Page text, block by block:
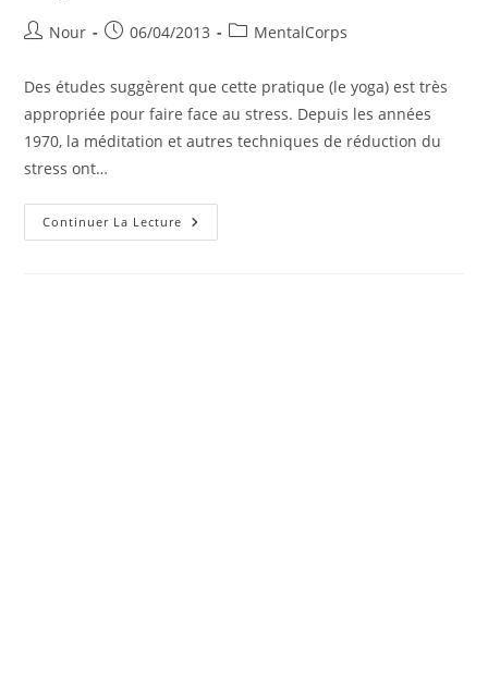
Auteur/autrice
la
publication :
Nour
Publication
06/04/2013
PostMentalCorps
Des études suggèrent que cette pratique (le yoga) est très
appropriée pour faire face au stress. Depuis les années
1970, la méditation et autres techniques de réduction du
stress ont…
Continuer La Lecture Le
Yoga